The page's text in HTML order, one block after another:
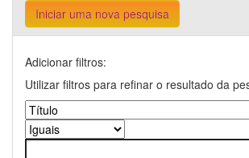
Iniciar uma nova pesquisa
Adicionar filtros:
Utilizar filtros para refinar o resultado da